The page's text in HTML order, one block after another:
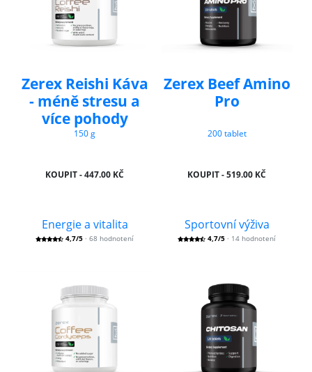
Zerex Reishi Káva
- méně stresu a
více pohody
150 g
KOUPIT - 447.00 KČ
Zerex Beef Amino
Pro
200 tablet
KOUPIT - 519.00 KČ
Energie a vitalita
4,7/5 · 68 hodnotení
Sportovní výživa
4,7/5 · 14 hodnotení